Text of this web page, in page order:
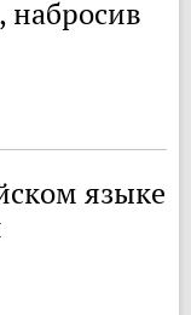
набросив
языке